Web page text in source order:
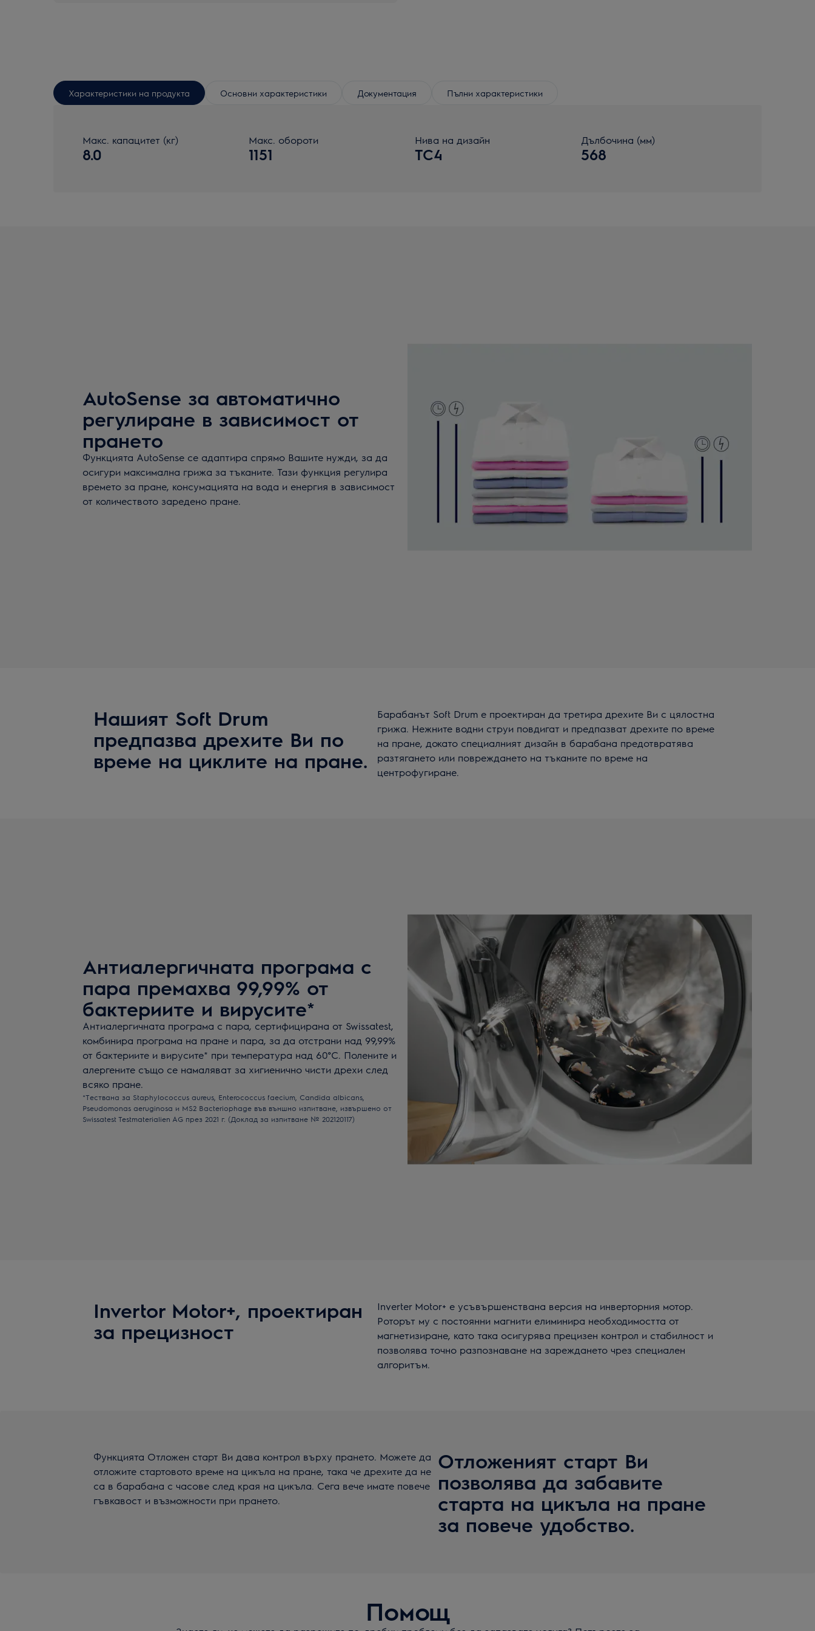
Характеристики на продукта Основни характеристики Документация Пълни характеристики
Макс. капацитет (кг)
8.0
Макс. обороти
1151
Нива на дизайн
TC4
Дълбочина (мм)
568
AutoSense за автоматично
регулиране в зависимост от
прането
Функцията AutoSense се адаптира спрямо Вашите нужди, за да
осигури максимална грижа за тъканите. Тази функция регулира
времето за пране, консумацията на вода и енергия в зависимост
от количеството заредено пране.
Нашият Soft Drum
предпазва дрехите Ви по
време на циклите на пране.
Барабанът Soft Drum е проектиран да третира дрехите Ви с цялостна
грижа. Нежните водни струи повдигат и предпазват дрехите по време
на пране, докато специалният дизайн в барабана предотвратява
разтягането или повреждането на тъканите по време на
центрофугиране.
Антиалергичната програма с
пара премахва 99,99% от
бактериите и вирусите*
Антиалергичната програма с пара, сертифицирана от Swissatest,
комбинира програма на пране и пара, за да отстрани над 99,99%
от бактериите и вирусите* при температура над 60°C. Полените и
алергените също се намаляват за хигиенично чисти дрехи след
всяко пране.
*Тествана за Staphylococcus aureus, Enterococcus faecium, Candida albicans,
Pseudomonas aeruginosa и MS2 Bacteriophage във външно изпитване, извършено от
Swissatest Testmaterialien AG през 2021 г. (Доклад за изпитване № 202120117)
Invertor Motor+, проектиран
за прецизност
Inverter Motor+ е усъвършенствана версия на инверторния мотор.
Роторът му с постоянни магнити елиминира необходимостта от
магнетизиране, като така осигурява прецизен контрол и стабилност и
позволява точно разпознаване на зареждането чрез специален
алгоритъм.
Отложеният старт Ви
позволява да забавите
старта на цикъла на пране
за повече удобство.
Функцията Отложен старт Ви дава контрол върху прането. Можете да
отложите стартовото време на цикъла на пране, така че дрехите да не
са в барабана с часове след края на цикъла. Сега вече имате повече
гъвкавост и възможности при прането.
Помощ